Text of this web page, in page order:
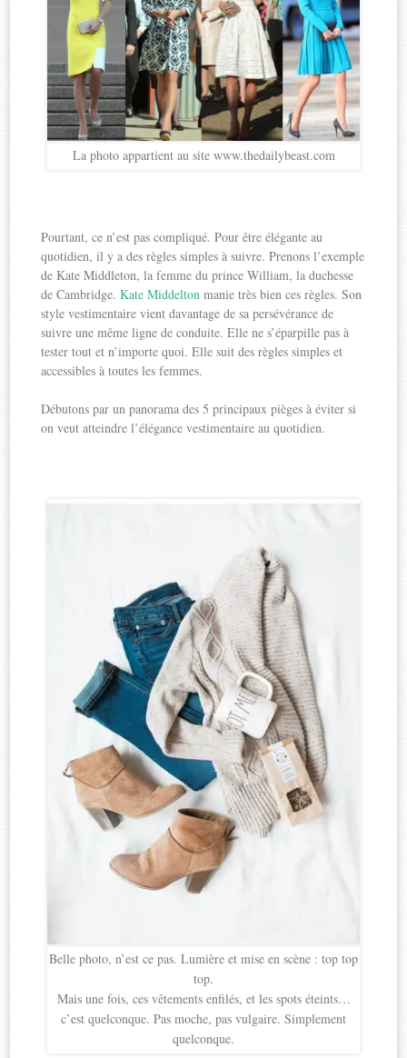
La photo appartient au site www.thedailybeast.com
Pourtant, ce n’est pas compliqué. Pour être élégante au
quotidien, il y a des règles simples à suivre. Prenons l’exemple
de Kate Middleton, la femme du prince William, la duchesse
de Cambridge.Kate Middelton manie très bien ces règles. Son
style vestimentaire vient davantage de sa persévérance de
suivre une même ligne de conduite. Elle ne s’éparpille pas à
tester tout et n’importe quoi. Elle suit des règles simples et
accessibles à toutes les femmes.
Débutons par un panorama des 5 principaux pièges à éviter si
on veut atteindre l’élégance vestimentaire au quotidien.
Belle photo, n’est ce pas. Lumière et mise en scène : top top
top.
Mais une fois, ces vêtements enfilés, et les spots éteints…
c’est quelconque. Pas moche, pas vulgaire. Simplement
quelconque.